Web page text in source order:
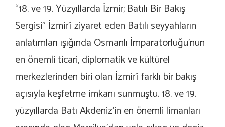
“18. ve 19. Yüzyıllarda İzmir; Batılı Bir Bakış
Sergisi” İzmir’i ziyaret eden Batılı seyyahların
anlatımları ışığında Osmanlı İmparatorluğu’nun
en önemli ticari, diplomatik ve kültürel
merkezlerinden biri olan İzmir’i farklı bir bakış
açısıyla keşfetme imkanı sunmuştu. 18. ve 19.
yüzyıllarda Batı Akdeniz’in en önemli limanları